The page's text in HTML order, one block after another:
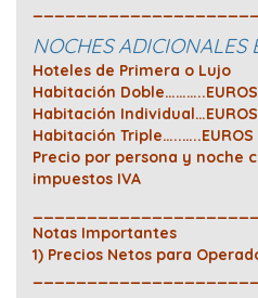
NOCHES ADICIONALES
Hoteles de Primera o Lujo
Habitación Doble………..EUROS
Habitación Individual…EUROS
Habitación Triple…..…..EUROS
Precio por persona y noche
impuestos IVA
Notas Importantes
1) Precios Netos para